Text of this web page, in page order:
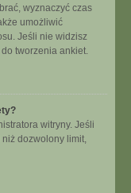
wyznaczyć czas
umożliwić
Jeśli nie widzisz
tworzenia ankiet.
witryny. Jeśli
dozwolony limit,